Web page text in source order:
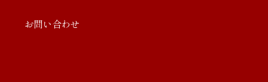
お問い合わせ